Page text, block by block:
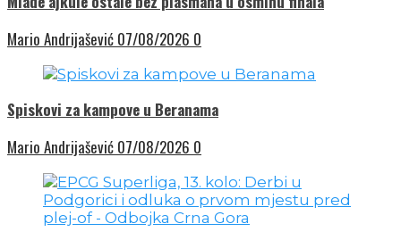
Mario Andrijašević 07/08/2026 0
Spiskovi za kampove u Beranama
Mario Andrijašević 07/08/2026 0